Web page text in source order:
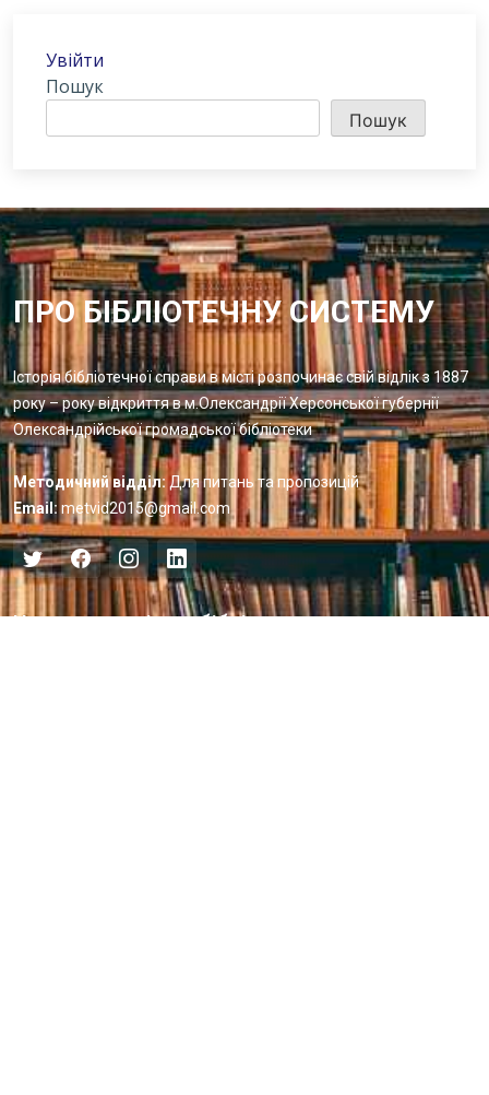
Увійти
Пошук
Пошук
ПРО БІБЛІОТЕЧНУ СИСТЕМУ
Історія бібліотечної справи в місті розпочинає свій відлік з 1887
року – року відкриття в м.Олександрії Херсонської губернії
Олександрійської громадської бібліотеки
Методичний відділ: Для питань та пропозицій
Email: metvid2015@gmail.com
Центральна міська бібліотека